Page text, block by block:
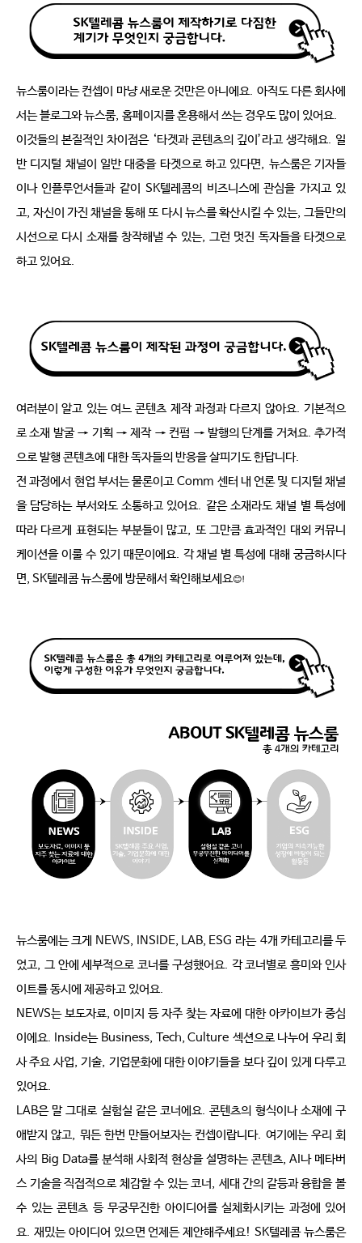
뉴스룸이라는 컨셉이 마냥 새로운 것만은 아니에요. 아직도 다른 회사에
서는 블로그와 뉴스룸, 홈페이지를 혼용해서 쓰는 경우도 많이 있어요.
이것들의 본질적인 차이점은 ‘타겟과 콘텐츠의 깊이 ’라고 생각해요. 일
반 디지털 채널이 일반 대중을 타겟으로 하고 있다면, 뉴스룸은 기자들
이나 인플루언서들과 같이
SK텔레콤의 비즈니스에 관심을 가지고 있
고, 자신이 가진 채널을 통해 또 다시 뉴스를 확산시킬 수 있는, 그들만의
시선으로 다시 소재를 창작해낼 수 있는, 그런 멋진 독자들을 타겟으로
하고 있어요.
여러분이 알고 있는 여느 콘텐츠 제작 과정과 다르지 않아요. 기본적으
로 소재 발굴 → 기획 → 제작 → 컨펌 → 발행의 단계를 거쳐요. 추가적
으로 발행 콘텐츠에 대한 독자들의 반응을 살피기도 한답니다.
전 과정에서 현업 부서는 물론이고 Comm 센터 내 언론 및 디지털 채널
을 담당하는 부서와도 소통하고 있어요. 같은 소재라도 채널 별 특성에
따라 다르게 표현되는 부분들이 많고, 또 그만큼 효과적인 대외 커뮤니
케이션을 이룰 수 있기 때문이에요. 각 채널 별 특성에 대해 궁금하시다
면, SK텔레콤 뉴스룸에 방문해서 확인해보세요😊!
뉴스룸에는 크게 NEWS, INSIDE, LAB, ESG 라는 4개 카테고리를 두
었고, 그 안에 세부적으로 코너를 구성했어요. 각 코너별로 흥미와 인사
이트를 동시에 제공하고 있어요.
NEWS는 보도자료, 이미지 등 자주 찾는 자료에 대한 아카이브가 중심
이에요. Inside는 Business, Tech, Culture 섹션으로 나누어 우리 회
사 주요 사업, 기술, 기업문화에 대한 이야기들을 보다 깊이 있게 다루고
있어요.
LAB은 말 그대로 실험실 같은 코너에요. 콘텐츠의 형식이나 소재에 구
애받지 않고, 뭐든 한번 만들어보자는 컨셉이랍니다. 여기에는 우리 회
사의 Big Data를 분석해 사회적 현상을 설명하는 콘텐츠, AI 나 메타버
스 기술을 직접적으로 체감할 수 있는 코너, 세대 간의 갈등과 융합을 볼
수 있는 콘텐츠 등 무궁무진한 아이디어를 실체화시키는 과정에 있어
요. 재밌는 아이디어 있으면 언제든 제안해주세요! SK텔레콤 뉴스룸은